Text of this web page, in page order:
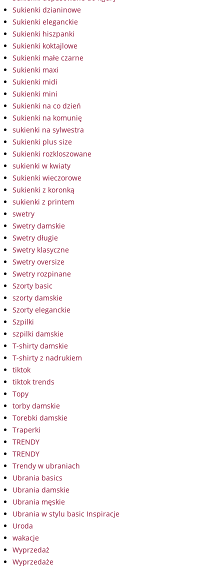
Sukienki dzianinowe
Sukienki eleganckie
Sukienki hiszpanki
Sukienki koktajlowe
Sukienki małe czarne
Sukienki maxi
Sukienki midi
Sukienki mini
Sukienki na co dzień
Sukienki na komunię
sukienki na sylwestra
Sukienki plus size
Sukienki rozkloszowane
sukienki w kwiaty
Sukienki wieczorowe
Sukienki z koronką
sukienki z printem
swetry
Swetry damskie
Swetry długie
Swetry klasyczne
Swetry oversize
Swetry rozpinane
Szorty basic
szorty damskie
Szorty eleganckie
Szpilki
szpilki damskie
T-shirty damskie
T-shirty z nadrukiem
tiktok
tiktok trends
Topy
torby damskie
Torebki damskie
Traperki
TRENDY
TRENDY
Trendy w ubraniach
Ubrania basics
Ubrania damskie
Ubrania męskie
Ubrania w stylu basic Inspiracje
Uroda
wakacje
Wyprzedaż
Wyprzedaże